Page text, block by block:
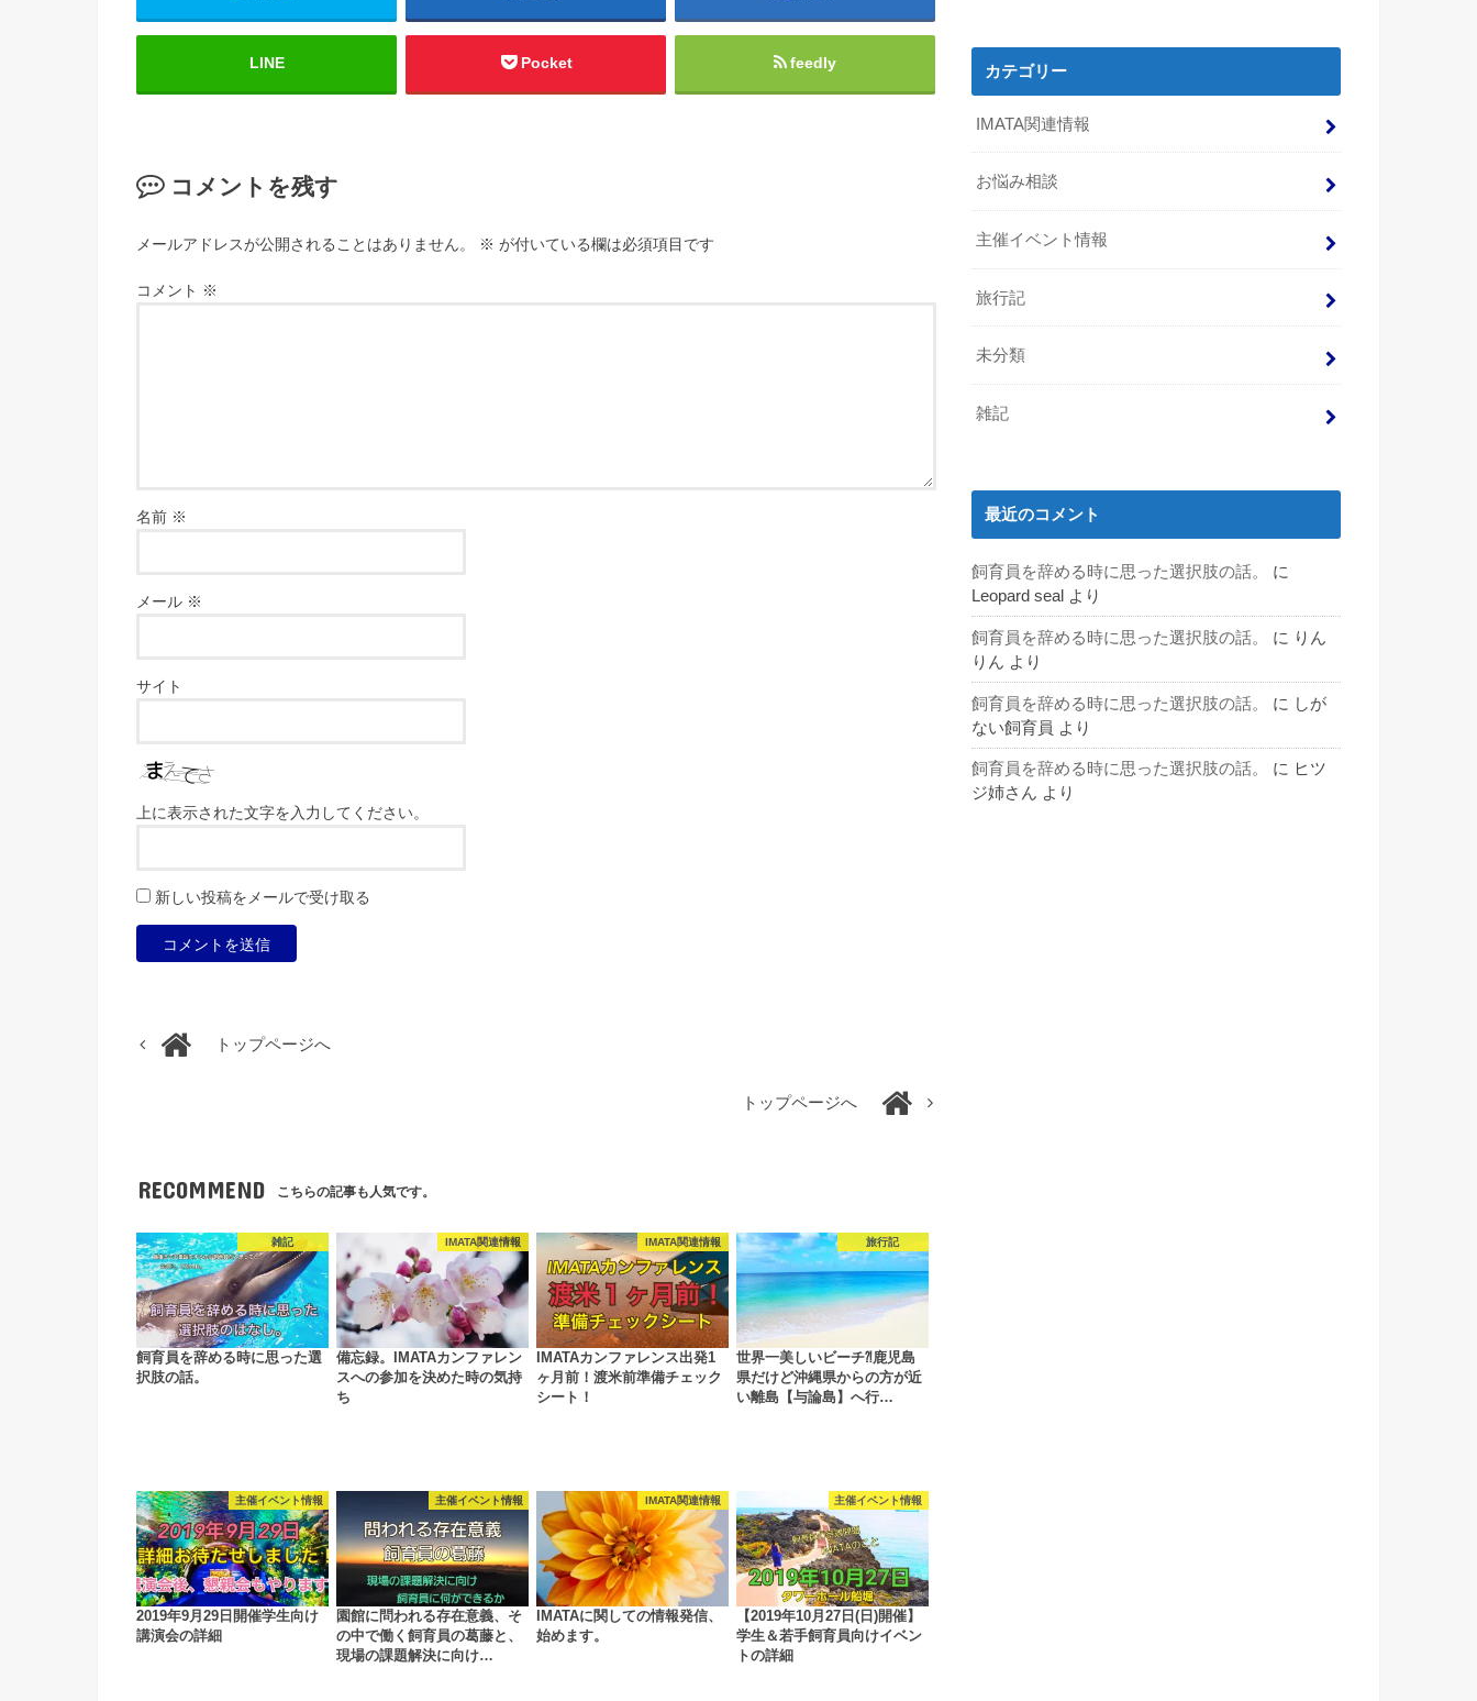
LINE Pocket feedly
コメントを残す
メールアドレスが公開されることはありません。 ※ が付いている欄は必須項目です
コメント ※
名前 ※
メール ※
サイト
上に表示された文字を入力してください。
新しい投稿をメールで受け取る
トップページへ
トップページへ
RECOMMEND こちらの記事も人気です。
雑記
飼育員を辞める時に思った選
択肢の話。
IMATA関連情報
備忘録。IMATAカンファレン
スへの参加を決めた時の気持
ち
IMATA関連情報
IMATAカンファレンス出発1
ヶ月前！渡米前準備チェック
シート！
旅行記
世界一美しいビーチ⁈鹿児島
県だけど沖縄県からの方が近
い離島【与論島】へ行…
主催イベント情報
2019年9月29日開催学生向け
講演会の詳細
主催イベント情報
園館に問われる存在意義、そ
の中で働く飼育員の葛藤と、
現場の課題解決に向け…
IMATA関連情報
IMATAに関しての情報発信、
始めます。
主催イベント情報
【2019年10月27日(日)開催】
学生＆若手飼育員向けイベン
トの詳細
カテゴリー
IMATA関連情報
お悩み相談
主催イベント情報
旅行記
未分類
雑記
最近のコメント
飼育員を辞める時に思った選択肢の話。
に
Leopard seal より
飼育員を辞める時に思った選択肢の話。 に りん
りん より
飼育員を辞める時に思った選択肢の話。 に しが
ない飼育員 より
飼育員を辞める時に思った選択肢の話。 に ヒツ
ジ姉さん より